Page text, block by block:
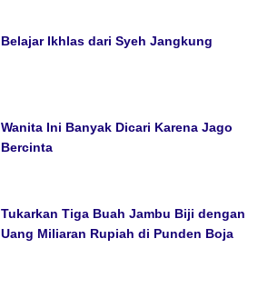
Belajar Ikhlas dari Syeh Jangkung
Wanita Ini Banyak Dicari Karena Jago
Bercinta
Tukarkan Tiga Buah Jambu Biji dengan
Uang Miliaran Rupiah di Punden Boja